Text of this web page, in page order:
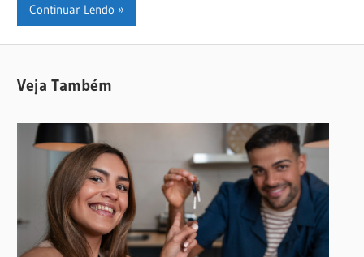
Continuar Lendo
Veja Também